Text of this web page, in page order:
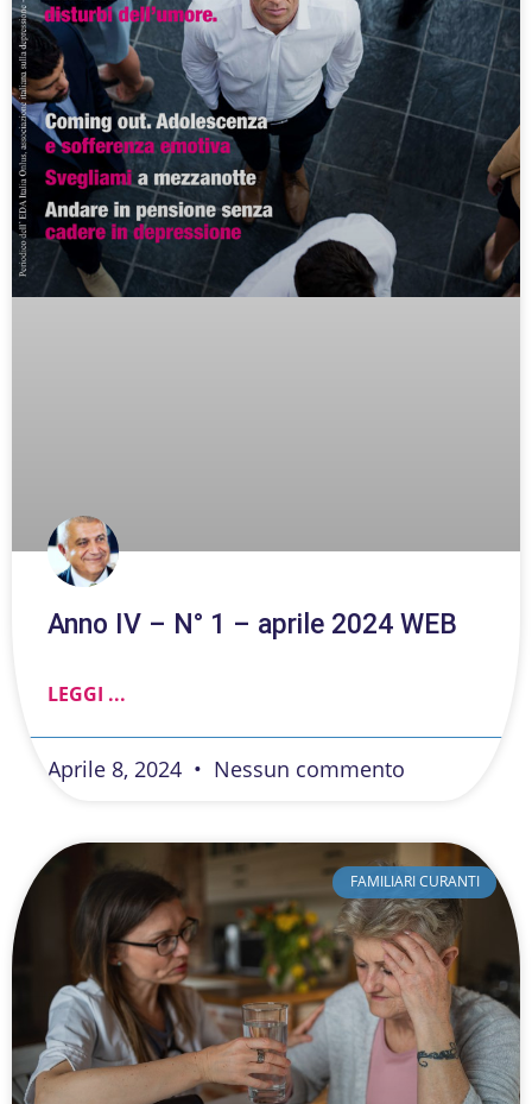
Anno IV – N° 1 – aprile 2024 WEB
LEGGI ...
Aprile 8, 2024 Nessun commento
FAMILIARI CURANTI